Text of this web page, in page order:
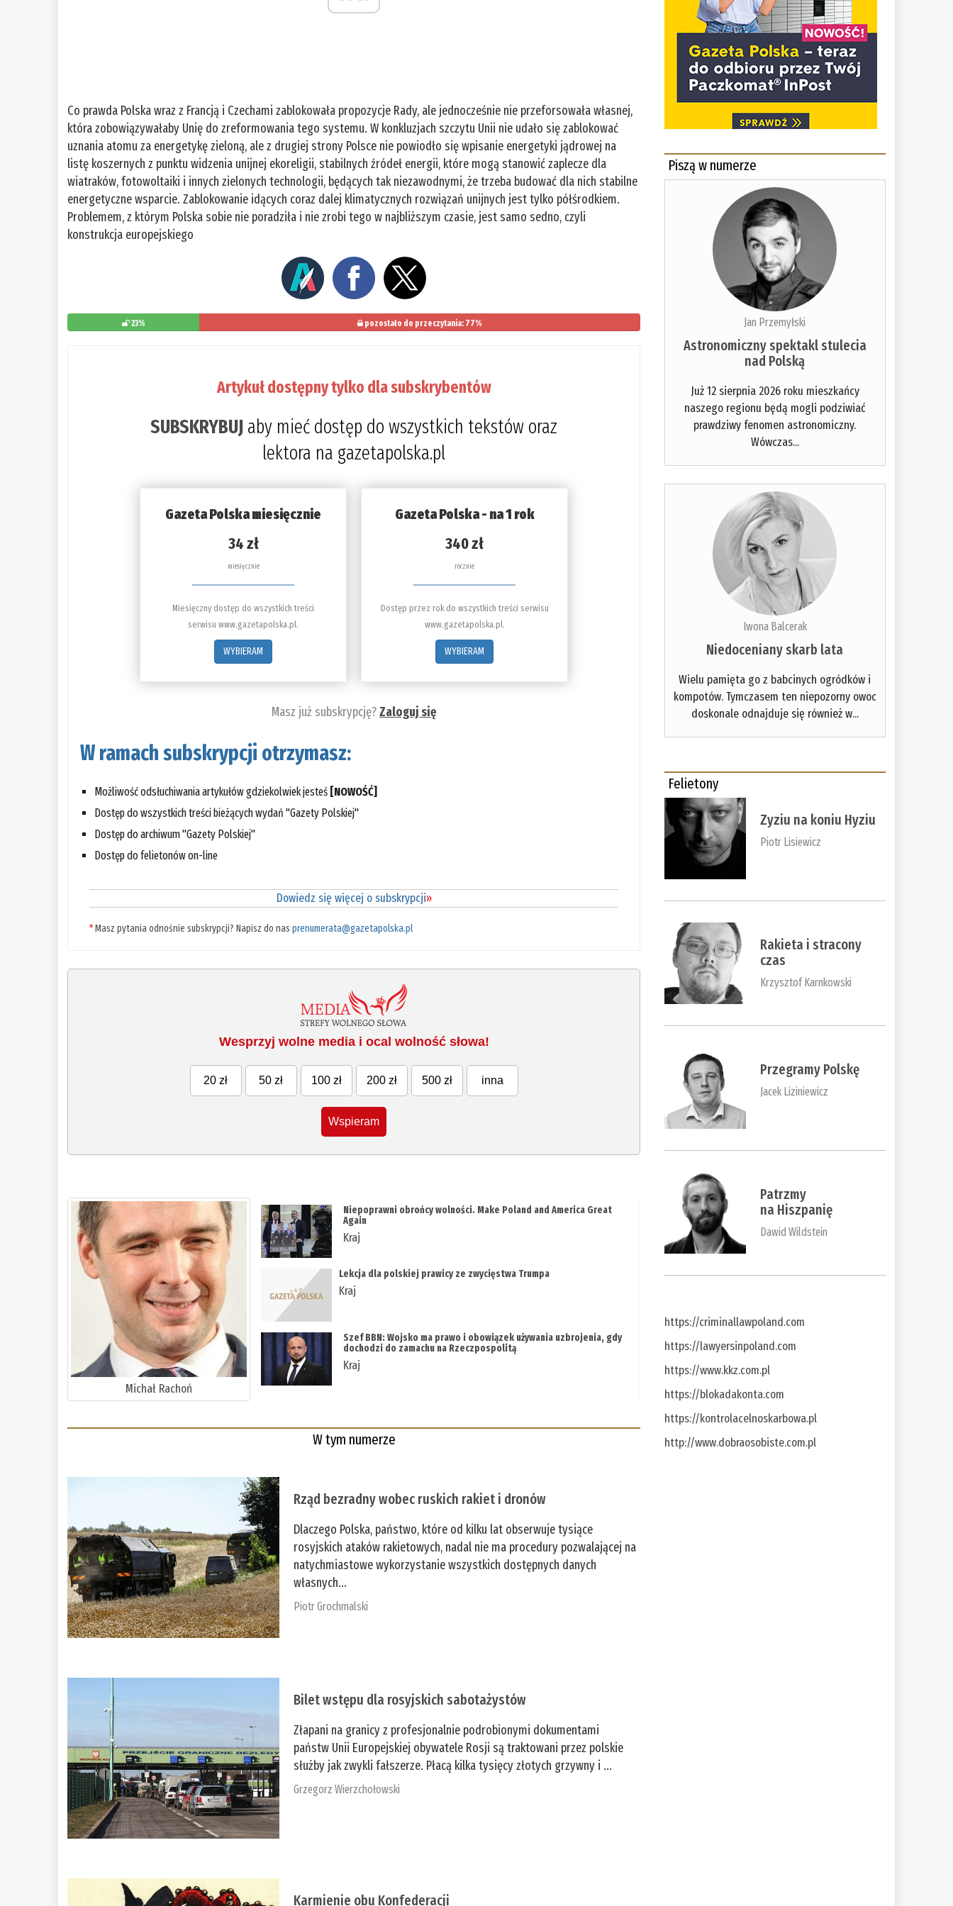
Co prawda Polska wraz z Francją i Czechami zablokowała propozycje Rady, ale jednocześnie nie przeforsowała własnej,
która zobowiązywałaby Unię do zreformowania tego systemu. W konkluzjach szczytu Unii nie udało się zablokować
uznania atomu za energetykę zieloną, ale z drugiej strony Polsce nie powiodło się wpisanie energetyki jądrowej na
listę koszernych z punktu widzenia unijnej ekoreligii, stabilnych źródeł energii, które mogą stanowić zaplecze dla
wiatraków, fotowoltaiki i innych zielonych technologii, będących tak niezawodnymi, że trzeba budować dla nich stabilne
energetyczne wsparcie. Zablokowanie idących coraz dalej klimatycznych rozwiązań unijnych jest tylko półśrodkiem.
Problemem, z którym Polska sobie nie poradziła i nie zrobi tego w najbliższym czasie, jest samo sedno, czyli
konstrukcja europejskiego
23% pozostało do przeczytania: 77%
Artykuł dostępny tylko dla subskrybentów
SUBSKRYBUJ aby mieć dostęp do wszystkich tekstów oraz
lektora na gazetapolska.pl
Gazeta Polska miesięcznie
34 zł
miesięcznie
Miesięczny dostęp do wszystkich treści
serwisu www.gazetapolska.pl.
WYBIERAM
Gazeta Polska - na 1 rok
340 zł
rocznie
Dostęp przez rok do wszystkich treści serwisu
www.gazetapolska.pl.
WYBIERAM
Masz już subskrypcję?Zaloguj się
W ramach subskrypcji otrzymasz:
Możliwość odsłuchiwania artykułów gdziekolwiek jesteś [NOWOŚĆ]
Dostęp do wszystkich treści bieżących wydań "Gazety Polskiej"
Dostęp do archiwum "Gazety Polskiej"
Dostęp do felietonów on-line
Dowiedz się więcej o subskrypcji»
*Masz pytania odnośnie subskrypcji? Napisz do nasprenumerata@gazetapolska.pl
Wesprzyj wolne media i ocal wolność słowa!
20 zł 50 zł 100 zł 200 zł 500 zł inna
Wspieram
Michał Rachoń
Niepoprawni obrońcy wolności. Make Poland and America Great
Again
Kraj
Lekcja dla polskiej prawicy ze zwycięstwa Trumpa
Kraj
Szef BBN: Wojsko ma prawo i obowiązek używania uzbrojenia, gdy
dochodzi do zamachu na Rzeczpospolitą
Kraj
W tym numerze
Rząd bezradny wobec ruskich rakiet i dronów
Dlaczego Polska, państwo, które od kilku lat obserwuje tysiące
rosyjskich ataków rakietowych, nadal nie ma procedury pozwalającej na
natychmiastowe wykorzystanie wszystkich dostępnych danych
własnych...
Piotr Grochmalski
Bilet wstępu dla rosyjskich sabotażystów
Złapani na granicy z profesjonalnie podrobionymi dokumentami
państw Unii Europejskiej obywatele Rosji są traktowani przez polskie
służby jak zwykli fałszerze. Płacą kilka tysięcy złotych grzywny i ...
Grzegorz Wierzchołowski
Karmienie obu Konfederacji
Piszą w numerze
Jan Przemyłski
Astronomiczny spektakl stulecia
nad Polską
Już 12 sierpnia 2026 roku mieszkańcy
naszego regionu będą mogli podziwiać
prawdziwy fenomen astronomiczny.
Wówczas...
Iwona Balcerak
Niedoceniany skarb lata
Wielu pamięta go z babcinych ogródków i
kompotów. Tymczasem ten niepozorny owoc
doskonale odnajduje się również w...
Felietony
Zyziu na koniu Hyziu
Piotr Lisiewicz
Rakieta i stracony
czas
Krzysztof Karnkowski
Przegramy Polskę
Jacek Liziniewicz
Patrzmy
na Hiszpanię
Dawid Wildstein
https://criminallawpoland.com
https://lawyersinpoland.com
https://www.kkz.com.pl
https://blokadakonta.com
https://kontrolacelnoskarbowa.pl
http://www.dobraosobiste.com.pl